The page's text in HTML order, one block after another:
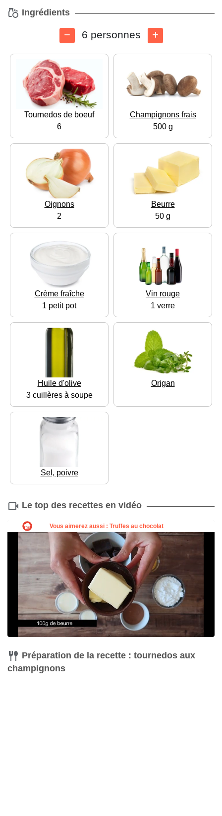
Ingrédients
6 personnes
Tournedos de boeuf
6
Champignons frais
500 g
Oignons
2
Beurre
50 g
Crème fraîche
1 petit pot
Vin rouge
1 verre
Huile d'olive
3 cuillères à soupe
Origan
Sel, poivre
Le top des recettes en vidéo
Préparation de la recette : tournedos aux
champignons